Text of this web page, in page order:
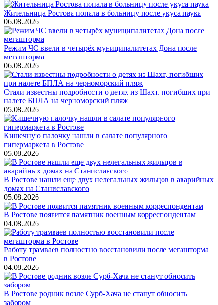
Жительница Ростова попала в больницу после укуса паука
06.08.2026
Режим ЧС ввели в четырёх муниципалитетах Дона после
мегашторма
06.08.2026
Стали известны подробности о детях из Шахт, погибших при
налете БПЛА на черноморский пляж
05.08.2026
Кишечную палочку нашли в салате популярного
гипермаркета в Ростове
05.08.2026
В Ростове нашли еще двух нелегальных жильцов в аварийных
домах на Станиславского
05.08.2026
В Ростове появится памятник военным корреспондентам
04.08.2026
Работу трамваев полностью восстановили после мегашторма
в Ростове
04.08.2026
В Ростове родник возле Сурб-Хача не станут обносить
забором